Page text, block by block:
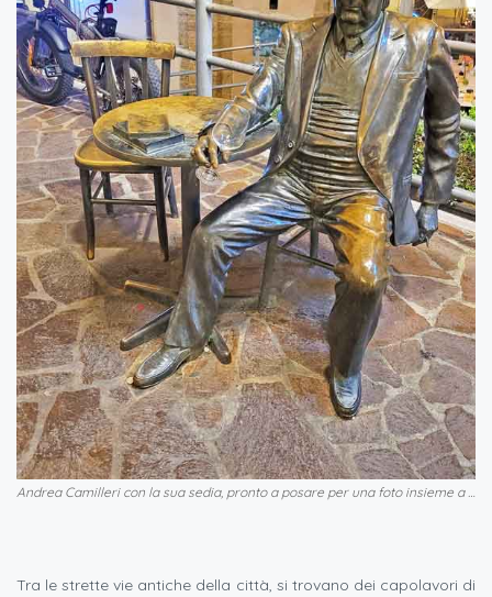
Andrea Camilleri con la sua sedia, pronto a posare per una foto insieme a lui
Tra le strette vie antiche della città, si trovano dei capolavori di